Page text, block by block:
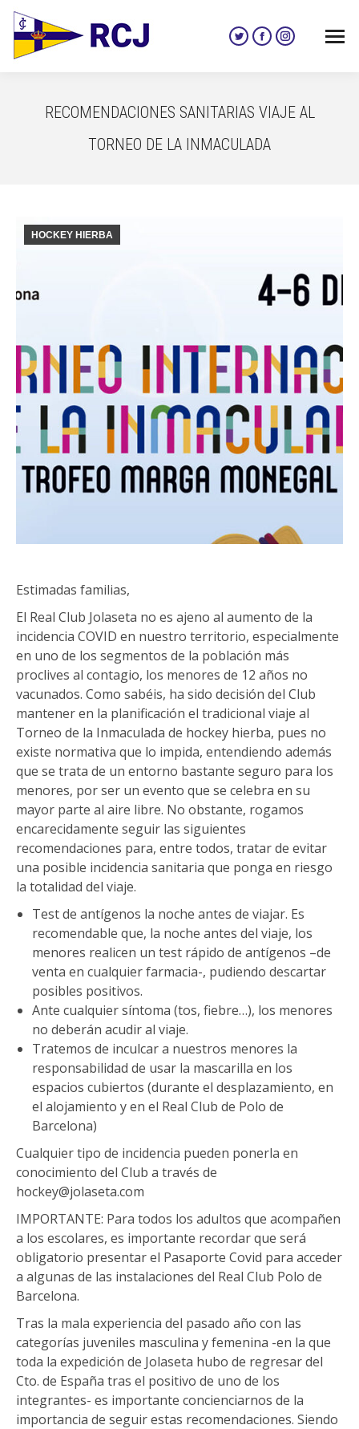
Twitter
in
new
window
Facebook
in
new
window
Instagram
in
new
RECOMENDACIONES SANITARIAS VIAJE AL
TORNEO DE LA INMACULADA
HOCKEY HIERBA
Estimadas familias,
El Real Club Jolaseta no es ajeno al aumento de la
incidencia COVID en nuestro territorio, especialmente
en uno de los segmentos de la población más
proclives al contagio, los menores de 12 años no
vacunados. Como sabéis, ha sido decisión del Club
mantener en la planificación el tradicional viaje al
Torneo de la Inmaculada de hockey hierba, pues no
existe normativa que lo impida, entendiendo además
que se trata de un entorno bastante seguro para los
menores, por ser un evento que se celebra en su
mayor parte al aire libre. No obstante, rogamos
encarecidamente seguir las siguientes
recomendaciones para, entre todos, tratar de evitar
una posible incidencia sanitaria que ponga en riesgo
la totalidad del viaje.
Test de antígenos la noche antes de viajar. Es
recomendable que, la noche antes del viaje, los
menores realicen un test rápido de antígenos –de
venta en cualquier farmacia-, pudiendo descartar
posibles positivos.
Ante cualquier síntoma (tos, fiebre…), los menores
no deberán acudir al viaje.
Tratemos de inculcar a nuestros menores la
responsabilidad de usar la mascarilla en los
espacios cubiertos (durante el desplazamiento, en
el alojamiento y en el Real Club de Polo de
Barcelona)
Cualquier tipo de incidencia pueden ponerla en
conocimiento del Club a través de
hockey@jolaseta.com
IMPORTANTE: Para todos los adultos que acompañen
a los escolares, es importante recordar que será
obligatorio presentar el Pasaporte Covid para acceder
a algunas de las instalaciones del Real Club Polo de
Barcelona.
Tras la mala experiencia del pasado año con las
categorías juveniles masculina y femenina -en la que
toda la expedición de Jolaseta hubo de regresar del
Cto. de España tras el positivo de uno de los
integrantes- es importante concienciarnos de la
importancia de seguir estas recomendaciones. Siendo